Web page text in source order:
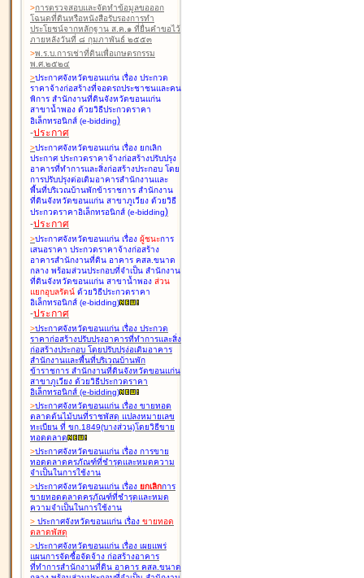
>การตรวจสอบและจัดทำข้อมูลขอออก
โฉนดที่ดินหรือหนังสือรับรองการทำ
ประโยชน์จากหลักฐาน ส.ค.๑ ที่ยื่นคำขอไว้
ภายหลังวันที่ ๘ กุมภาพันธ์ ๒๕๕๓
>พ.ร.บ.การเช่าที่ดินเพื่อเกษตรกรรม
พ.ศ.๒๕๒๔
>ประกาศจังหวัดขอนแก่น เรื่อง ประกวด
ราคาจ้างก่อสร้างที่จอดรถประชาชนและคน
พิการ สำนักงานที่ดินจังหวัดขอนแก่น
สาขาน้ำพอง ด้วยวิธีประกวดราคา
อิเล็กทรอนิกส์ (e-bidding)
-ประกาศ
>ประกาศจังหวัดขอนแก่น เรื่อง ยกเลิก
ประกาศ ประกวดราคาจ้างก่อสร้างปรับปรุง
อาคารที่ทำการและสิ่งก่อสร้างประกอบ โดย
การปรับปรุงต่อเติมอาคารสำนักงานและ
พื้นที่บริเวณบ้านพักข้าราชการ สำนักงาน
ที่ดินจังหวัดขอนแก่น สาขาภูเวียง ด้วยวิธี
ประกวดราคาอิเล็กทรอนิกส์ (e-bidding)
-ประกาศ
>ประกาศจังหวัดขอนแก่น เรื่อง ผู้ชนะการ
เสนอราคา ประกวดราคาจ้างก่อสร้าง
อาคารสำนักงานที่ดิน อาคาร คสล.ขนาด
กลาง พร้อมส่วนประกอบที่จำเป็น สำนักงาน
ที่ดินจังหวัดขอนแก่น สาขาน้ำพอง ส่วน
แยกอุบลรัตน์ ด้วยวิธีประกวดราคา
อิเล็กทรอนิกส์ (e-bidding)
-ประกาศ
>ประกาศจังหวัดขอนแก่น เรื่อง ประกวด
ราคาก่อสร้างปรับปรุงอาคารที่ทำการและสิ่ง
ก่อสร้างประกอบ โดยปรับปรุง่อเติมอาคาร
สำนักงานและพื้นที่บริเวณบ้านพัก
ข้าราชการ สำนักงานที่ดินจังหวัดขอนแก่น
สาขาภูเวียง ด้วยวิธีประกวดราคา
อิเล็กทรอนิกส์ (e-bidding)
>ประกาศจังหวัดขอนแก่น เรื่อง ขายทอด
ตลาดต้นไม้บนที่ราชพัสดุ แปลงหมายเลข
ทะเบียน ที่ ขก.1849(บางส่วน)โดยวิธีขาย
ทอดตลาด
>ประกาศจังหวัดขอนแก่น เรื่อง การขาย
ทอดตลาดครุภัณฑ์ที่ชำรุดและหมดความ
จำเป็นในการใช้งาน
>ประกาศจังหวัดขอนแก่น เรื่อง ยกเลิกการ
ขายทอดตลาดครุภัณฑ์ที่ชำรุดและหมด
ความจำเป็นในการใช้งาน
> ประกาศจังหวัดขอนแก่น เรื่อง ขายทอด
ตลาดพัสดุ
>ประกาศจังหวัดขอนแก่น เรื่อง เผยแพร่
แผนการจัดซื้อจัดจ้าง ก่อสร้างอาคาร
ที่ทำการสำนักงานที่ดิน อาคาร คสล.ขนาด